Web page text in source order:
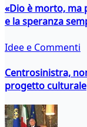
«Dio è morto, ma
e la speranza
Idee e Commenti
Centrosinistra,
progetto culturale